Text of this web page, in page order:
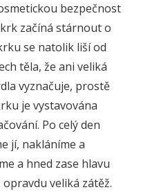
bezpečnost
začíná stárnout o
se natolik liší od
těla, že ani veliká
vyznačuje, prostě
je vystavována
Po celý den
jí, nakláníme a
a hned zase hlavu
veliká zátěž.